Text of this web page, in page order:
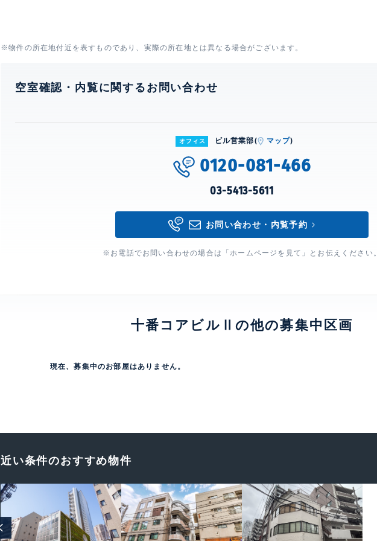
※物件の所在地付近を表すものであり、実際の所在地とは異なる場合がございます。
空室確認・内覧に関するお問い合わせ
オフィス ビル営業部( マップ)
0120-081-466
03-5413-5611
お問い合わせ・内覧予約
※お電話でお問い合わせの場合は「ホームページを見て」とお伝えください
十番コアビルⅡの他の募集中区画
現在、募集中のお部屋はありません。
近い条件のおすすめ物件